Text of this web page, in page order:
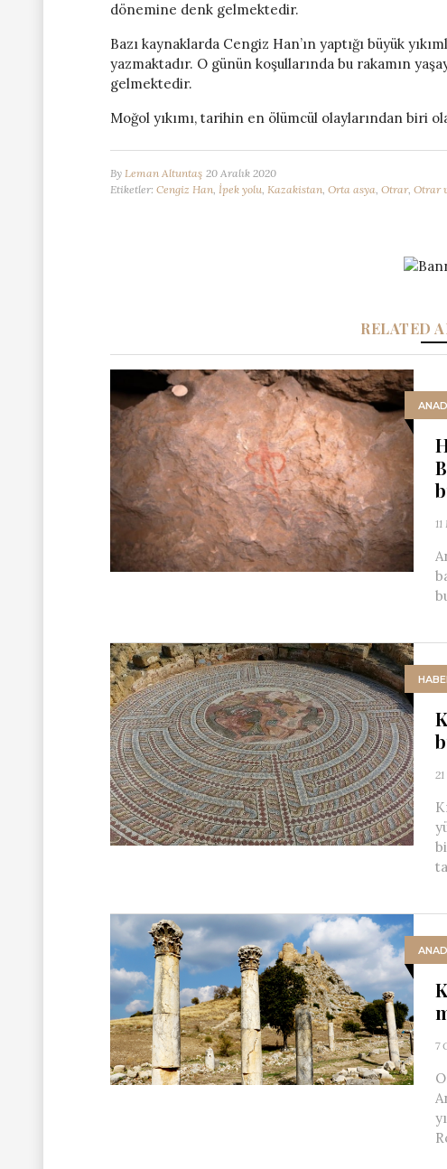
dönemine denk gelmektedir.
Bazı kaynaklarda Cengiz Han’ın yaptığı büyük
yazmaktadır. O günün koşullarında bu rakamın
gelmektedir.
Moğol yıkımı, tarihin en ölümcül olaylarından biri
By Leman Altuntaş 20 Aralık 2020
Etiketler: Cengiz Han, İpek yolu, Kazakistan, Orta asya, Otrar, Otrar
RELATED
7